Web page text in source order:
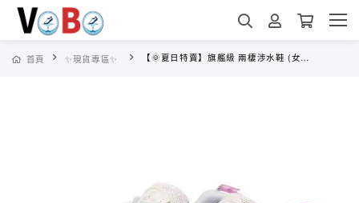
首頁 ✨現貨專區✨ 【🌞夏日特賣】旗艦級 兩棲涉水鞋 (女款三色)防滑抓地、軟彈鞋底、快綁鞋帶